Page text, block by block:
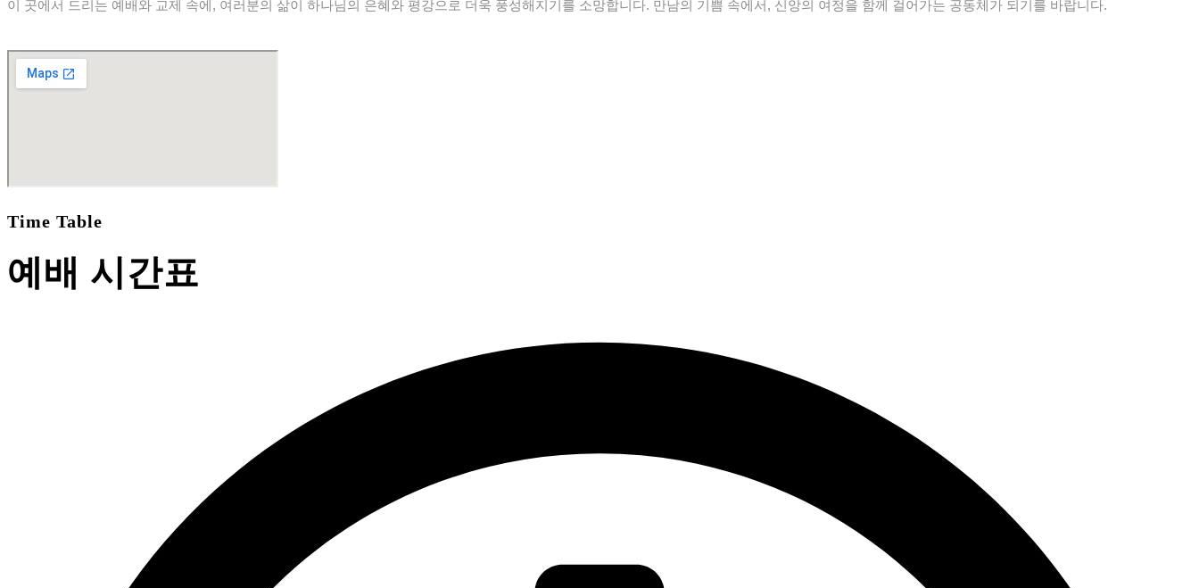
이 곳에서 드리는 예배와 교제 속에, 여러분의 삶이 하나님의 은혜와 평강으로 더욱 풍성해지기를 소망합니다. 만남의 기쁨 속에서, 신앙의 여정을 함께 걸어가는 공동체가 되기를 바랍니다.
Time Table
예배 시간표